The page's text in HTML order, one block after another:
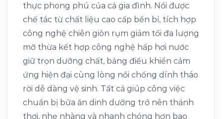
thực phong phú của cả gia đình. Nồi được
chế tác từ chất liệu cao cấp bền bỉ, tích hợp
công nghệ chiên giòn rụm giảm tối đa lượng
mỡ thừa kết hợp công nghệ hấp hơi nước
giữ trọn dưỡng chất, bảng điều khiển cảm
ứng hiện đại cùng lòng nồi chống dính tháo
rời dễ dàng vệ sinh. Tất cả giúp công việc
chuẩn bị bữa ăn dinh dưỡng trở nên thảnh
thơi, nhẹ nhàng và nhanh chóng hơn bao